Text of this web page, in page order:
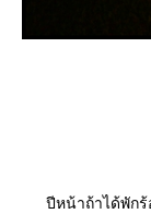
ปีหน้าถ้าได้พักร้